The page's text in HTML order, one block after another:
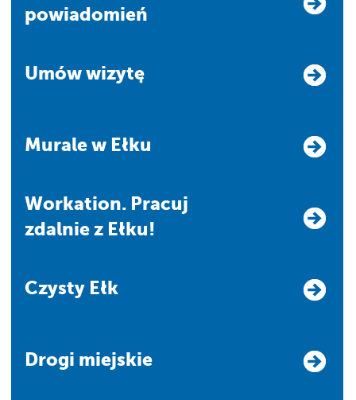
powiadomień
Umów wizytę
Murale w Ełku
Workation. Pracuj
zdalnie z Ełku!
Czysty Ełk
Drogi miejskie